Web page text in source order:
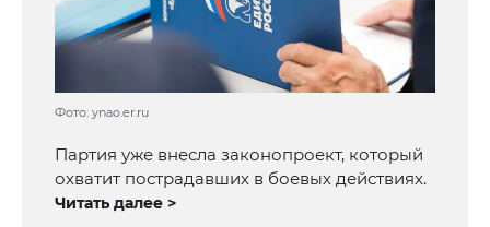
Фото: ynao.er.ru
Партия уже внесла законопроект, который
охватит пострадавших в боевых действиях.
Читать далее >